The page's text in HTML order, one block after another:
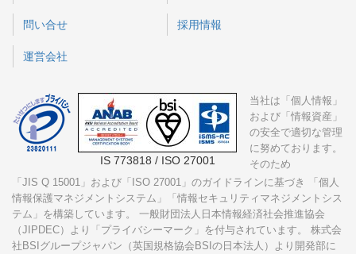
問い合せ 採用情報
運営会社
IS 773818 / ISO 27001
当社は「個人情報」
および「情報資産」
の安全で適切な管理
に努めております。
そのため
「JIS Q 15001」および「ISO 27001」 のガイドラインに基づき 「個人
情報保護マネジメントシステム」「情報セキュリティマネジメントシス
テム」を構築しています。 一般財団法人日本情報経済社会推進協会
（JIPDEC）より「プライバシーマーク」を付与されています。 株式会
社BSIグループジャパン（英国規格協会BSIの日本法人）より開発部に